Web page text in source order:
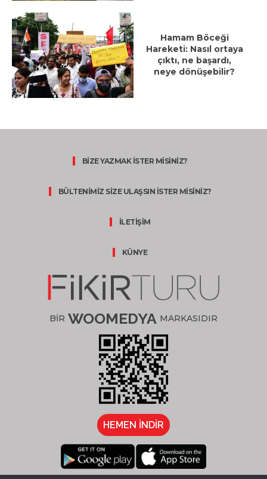
Hamam Böceği
Hareketi: Nasıl ortaya
çıktı, ne başardı,
neye dönüşebilir?
BİZE YAZMAK İSTER MİSİNİZ?
BÜLTENİMİZ SİZE ULAŞSIN İSTER MİSİNİZ?
İLETİŞİM
KÜNYE
BİR WOOMEDYA MARKASIDIR
HEMEN İNDİR